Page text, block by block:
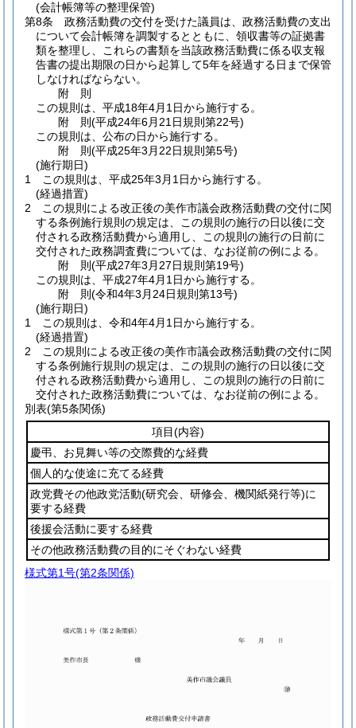
(会計帳簿等の整理保管)
第8条
政務活動費の交付を受けた議員は、政務活動費の支出
について会計帳簿を調製するとともに、領収書等の証拠書
類を整理し、これらの書類を当該政務活動費に係る収支報
告書の提出期限の日から起算して5年を経過する日まで保管
しなければならない。
附 則
この規則は、平成18年4月1日から施行する。
附 則(平成24年6月21日規則第22号)
この規則は、公布の日から施行する。
附 則(平成25年3月22日規則第5号)
(施行期日)
1
この規則は、平成25年3月1日から施行する。
(経過措置)
2
この規則による改正後の美作市議会政務活動費の交付に関
する条例施行規則の規定は、この規則の施行の日以後に交
付される政務活動費から適用し、この規則の施行の日前に
交付された政務調査費については、なお従前の例による。
附 則(平成27年3月27日規則第19号)
この規則は、平成27年4月1日から施行する。
附 則(令和4年3月24日規則第13号)
(施行期日)
1
この規則は、令和4年4月1日から施行する。
(経過措置)
2
この規則による改正後の美作市議会政務活動費の交付に関
する条例施行規則の規定は、この規則の施行の日以後に交
付される政務活動費から適用し、この規則の施行の日前に
交付された政務活動費については、なお従前の例による。
別表(第5条関係)
項目(内容)
慶弔、お見舞い等の交際費的な経費
個人的な使途に充てる経費
政党費その他政党活動(研究会、研修会、機関紙発行等)に
要する経費
後援会活動に要する経費
その他政務活動費の目的にそぐわない経費
様式第1号(第2条関係)